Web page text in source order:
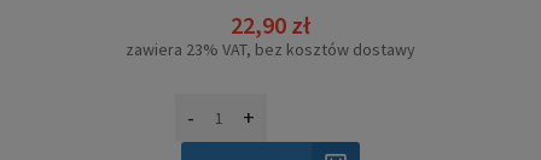
22,90 zł
zawiera 23% VAT, bez kosztów dostawy
- +